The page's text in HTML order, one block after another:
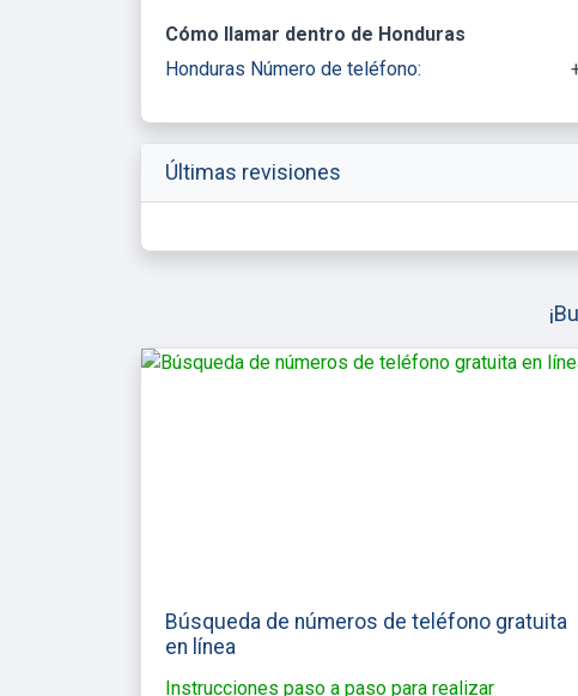
Cómo llamar dentro de Honduras
Honduras Número de teléfono:
Últimas revisiones
Búsqueda de números de teléfono gratuita
en línea
Instrucciones paso a paso para realizar